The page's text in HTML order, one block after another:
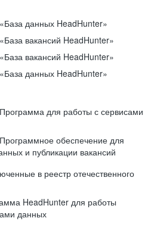
данных HeadHunter»
вакансий HeadHunter»
вакансий HeadHunter»
данных HeadHunter»
для работы с сервисами
обеспечение для
и публикации вакансий
в реестр отечественного
HeadHunter для работы
данных